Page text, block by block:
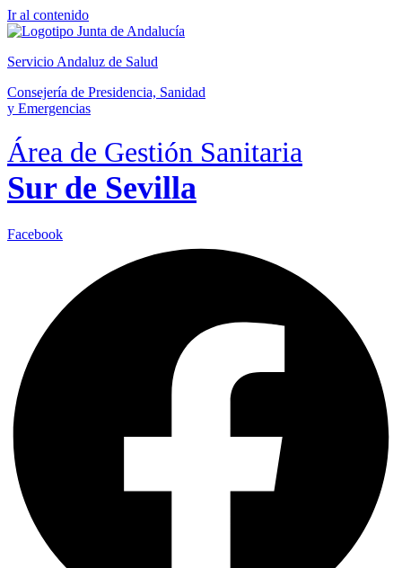
Ir al contenido
Servicio Andaluz de Salud
Consejería de Presidencia, Sanidad
y Emergencias
Área de Gestión Sanitaria
Sur de Sevilla
Facebook